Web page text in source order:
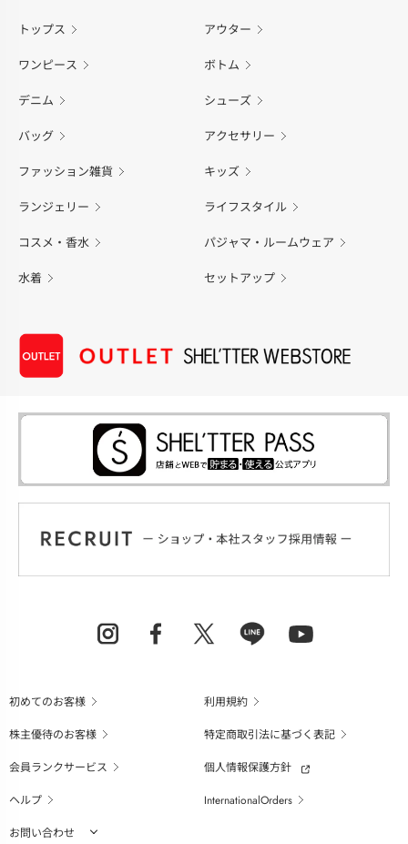
トップス アウター
ワンピース ボトム
デニム シューズ
バッグ アクセサリー
ファッション雑貨 キッズ
ランジェリー ライフスタイル
コスメ・香水 パジャマ・ルームウェア
水着 セットアップ
初めてのお客様
利用規約
株主優待のお客様
特定商取引法に基づく表記
会員ランクサービス
個人情報保護方針
ヘルプ
InternationalOrders
お問い合わせ